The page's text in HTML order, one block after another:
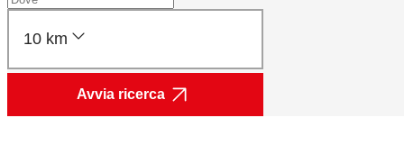
10 km
Avvia ricerca